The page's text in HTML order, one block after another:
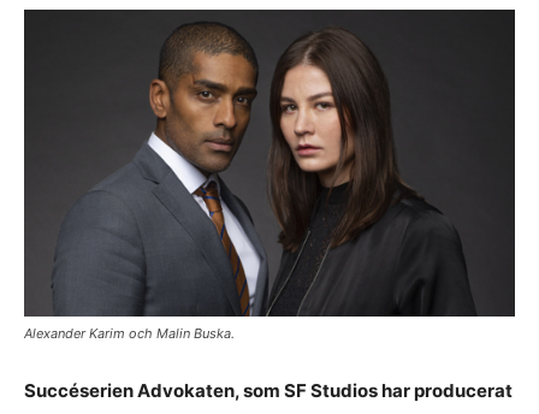
Alexander Karim och Malin Buska.
Succéserien Advokaten, som SF Studios har producerat